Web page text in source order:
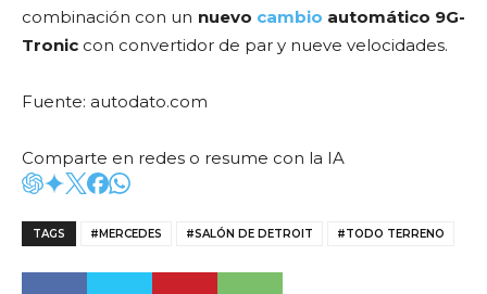
combinación con un nuevo cambio automático 9G-
Tronic con convertidor de par y nueve velocidades.
Fuente: autodato.com
Comparte en redes o resume con la IA
TAGS #MERCEDES #SALÓN DE DETROIT #TODO TERRENO